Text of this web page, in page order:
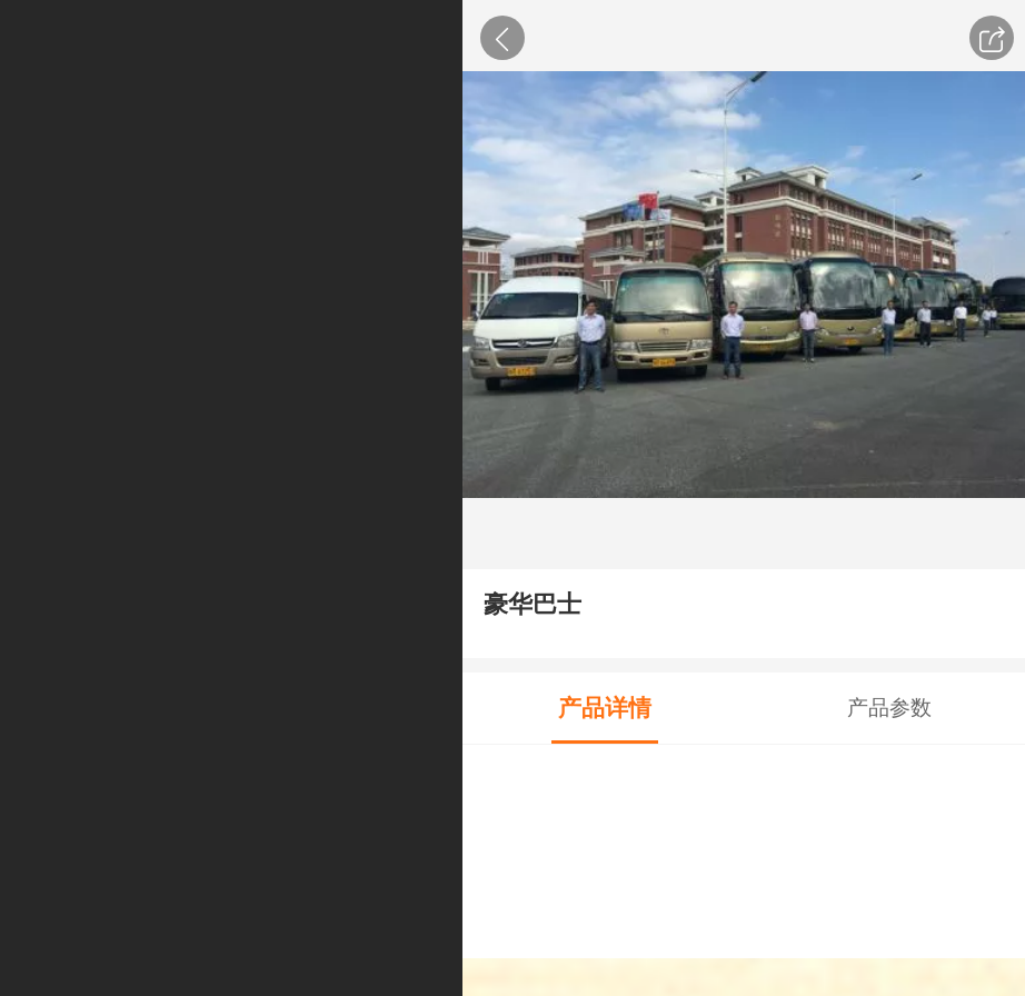
豪华巴士
产品详情 产品参数